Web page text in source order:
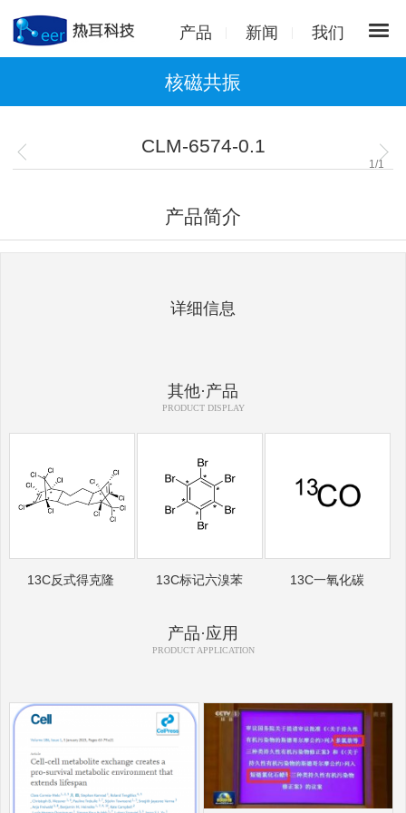
产品 新闻 我们
核磁共振
CLM-6574-0.1
1 /1
产品简介
详细信息
其他·产品
PRODUCT DISPLAY
13C反式得克隆 13C标记六溴苯 13C一氧化碳
产品·应用
PRODUCT APPLICATION